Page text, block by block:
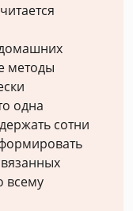
методы
одна
сотни
всему